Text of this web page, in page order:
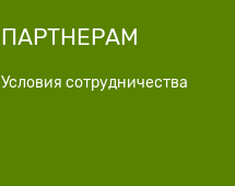
ПАРТНЕРАМ
Условия сотрудничества